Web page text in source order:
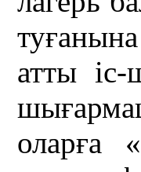
атты
оларға